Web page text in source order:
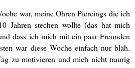
war, meine Ohren Piercings die ich
Jahren stechen wollte (das hat mich
dass ich mich mit ein paar Freunden
war diese Woche einfach nur bläh.
zu motivieren und mich nicht traurig